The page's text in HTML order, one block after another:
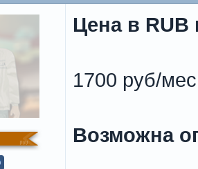
Цена в RUB
1700 руб/мес
Возможна